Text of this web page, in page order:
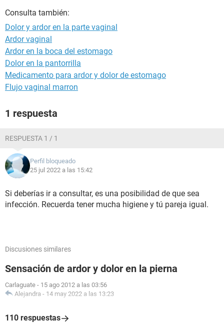
Consulta también:
Dolor y ardor en la parte vaginal
Ardor vaginal
Ardor en la boca del estomago
Dolor en la pantorrilla
Medicamento para ardor y dolor de estomago
Flujo vaginal marron
1 respuesta
RESPUESTA 1 / 1
Perfil bloqueado
25 jul 2022 a las 15:42
Si deberías ir a consultar, es una posibilidad de que sea
infección. Recuerda tener mucha higiene y tú pareja igual.
Discusiones similares
Sensación de ardor y dolor en la pierna
Carlaguate - 15 ago 2012 a las 03:56
Alejandra - 14 may 2022 a las 13:23
110 respuestas